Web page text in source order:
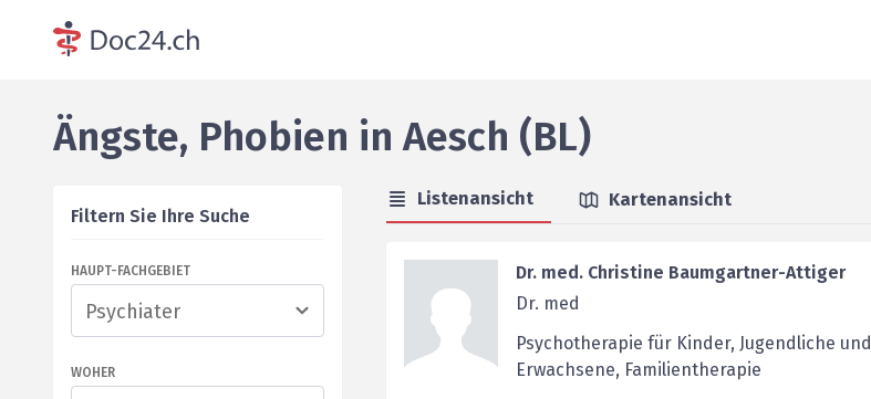
Ängste, Phobien in Aesch (BL)
Filtern Sie Ihre Suche
HAUPT-FACHGEBIET
WOHER
Listenansicht Kartenansicht
Dr. med. Christine Baumgartner-Attiger
Dr. med
Psychotherapie für Kinder, Jugendliche und
Erwachsene, Familientherapie